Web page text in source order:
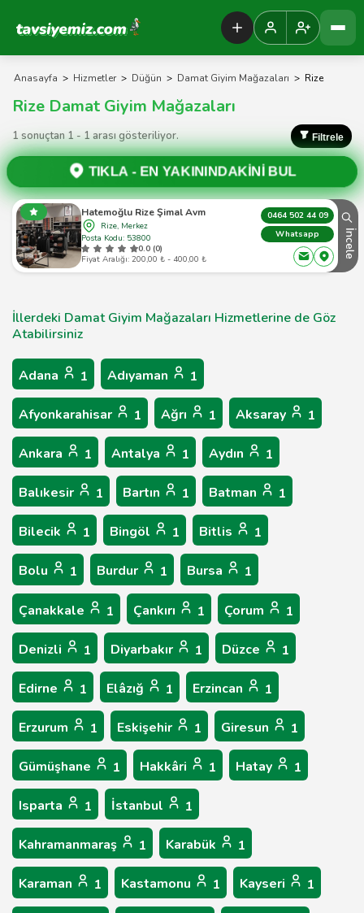
Tavsiyemiz Anasayfa
Anasayfa > Hizmetler > Düğün > Damat Giyim Mağazaları > Rize
Rize Damat Giyim Mağazaları
1 sonuçtan 1 - 1 arası gösteriliyor. Filtrele
TIKLA -EN YAKININDAKİNİ BUL
Hatemoğlu Rize Şimal Avm
Rize, Merkez
Posta Kodu: 53800
0.0 (0)
Fiyat Aralığı: 200,00 ₺ - 400,00 ₺
0464 502 44 09
Whatsapp
İncele
İllerdeki Damat Giyim Mağazaları Hizmetlerine de Göz
Atabilirsiniz
Adana 1 Adıyaman 1
Afyonkarahisar 1 Ağrı 1 Aksaray 1
Ankara 1 Antalya 1 Aydın 1
Balıkesir 1 Bartın 1 Batman 1
Bilecik 1 Bingöl 1 Bitlis 1
Bolu 1 Burdur 1 Bursa 1
Çanakkale 1 Çankırı 1 Çorum 1
Denizli 1 Diyarbakır 1 Düzce 1
Edirne 1 Elâzığ 1 Erzincan 1
Erzurum 1 Eskişehir 1 Giresun 1
Gümüşhane 1 Hakkâri 1 Hatay 1
Isparta 1 İstanbul 1
Kahramanmaraş 1 Karabük 1
Karaman 1 Kastamonu 1 Kayseri 1